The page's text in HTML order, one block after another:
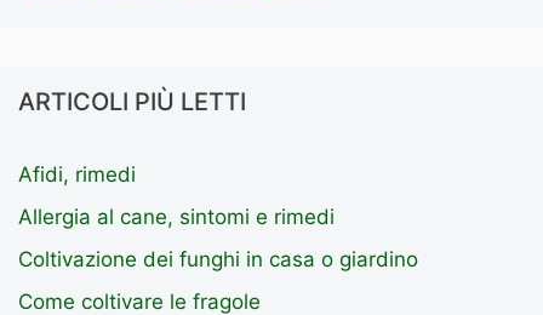
ARTICOLI PIÙ LETTI
Afidi, rimedi
Allergia al cane, sintomi e rimedi
Coltivazione dei funghi in casa o giardino
Come coltivare le fragole